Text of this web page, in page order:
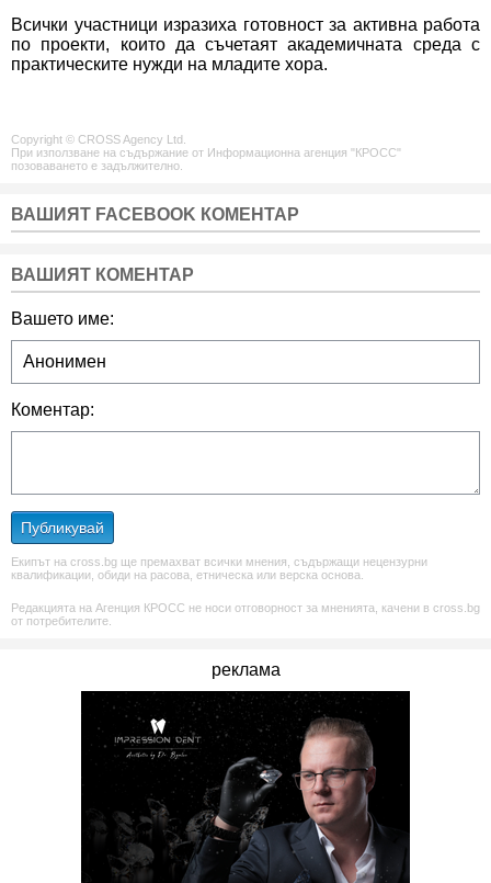
Всички участници изразиха готовност за активна работа
по проекти, които да съчетаят академичната среда с
практическите нужди на младите хора.
Copyright © CROSS Agency Ltd.
При използване на съдържание от Информационна агенция "КРОСС"
позоваването е задължително.
ВАШИЯТ FACEBOOK КОМЕНТАР
ВАШИЯТ КОМЕНТАР
Вашето име:
Коментар:
Публикувай
Екипът на cross.bg ще премахват всички мнения, съдържащи нецензурни
квалификации, обиди на расова, етническа или верска основа.
Редакцията на Агенция КРОСС не носи отговорност за мненията, качени в cross.bg
от потребителите.
реклама